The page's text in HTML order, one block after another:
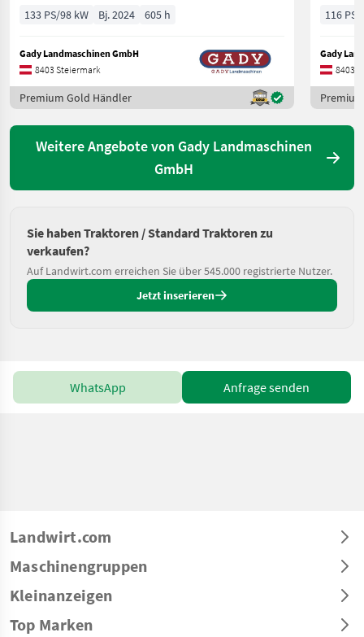
133 PS/98 kW Bj. 2024 605 h
Gady Landmaschinen GmbH
8403 Steiermark
Premium Gold Händler
116 PS/
Gady
8403
Weitere Angebote von Gady Landmaschinen
GmbH
Sie haben Traktoren / Standard Traktoren zu
verkaufen?
Auf Landwirt.com erreichen Sie über 545.000 registrierte Nutzer.
Jetzt inserieren
WhatsApp Anfrage senden
Landwirt.com
Maschinengruppen
Kleinanzeigen
Top Marken